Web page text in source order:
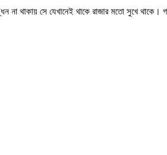
থাকায় সে যেখানেই থাকে রাজার মতো সুখে থাকে।